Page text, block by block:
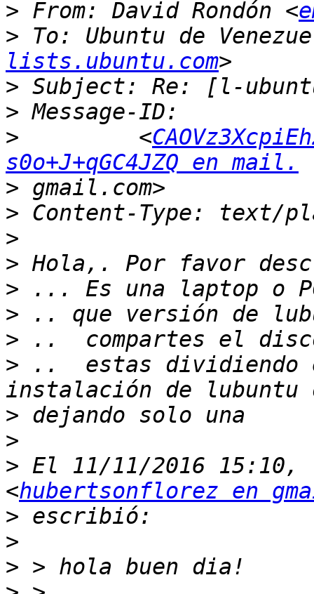
> From: David Rondón <
> To: Ubuntu de
lists.ubuntu.com
>
>
>
         <
s0o+J+qGC4JZQ en mail.
>
>
>
>
>
>
>
> ..  estas dividiendo
>
>
> El 11/11/2016 15:10,
<hubertsonflorez en
>
>
>